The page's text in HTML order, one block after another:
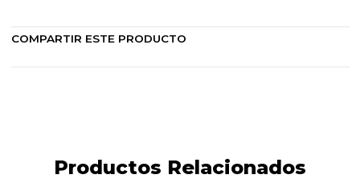
COMPARTIR ESTE PRODUCTO
Productos Relacionados